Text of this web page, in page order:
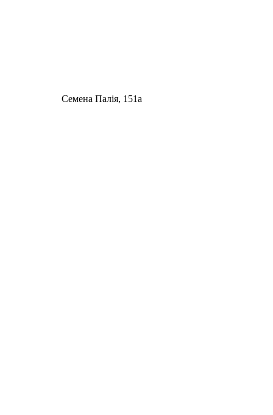
Семена Палія, 151а